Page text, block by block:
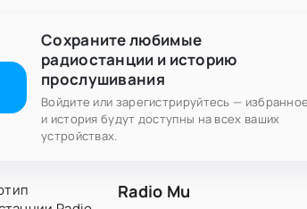
Сохраните любимые
радиостанции и историю
прослушивания
Войдите или зарегистрируйтесь — избранное
и история будут доступны на всех ваших
устройствах.
Radio Mu